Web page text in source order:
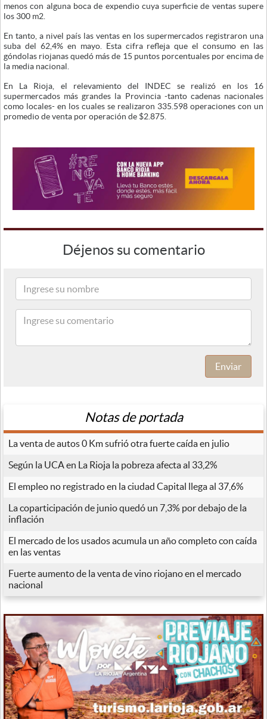
menos con alguna boca de expendio cuya superficie de ventas supere
los 300 m2.
En tanto, a nivel país las ventas en los supermercados registraron una
suba del 62,4% en mayo. Esta cifra refleja que el consumo en las
góndolas riojanas quedó más de 15 puntos porcentuales por encima de
la media nacional.
En La Rioja, el relevamiento del INDEC se realizó en los 16
supermercados más grandes la Provincia -tanto cadenas nacionales
como locales- en los cuales se realizaron 335.598 operaciones con un
promedio de venta por operación de $2.875.
Déjenos su comentario
Enviar
Notas de portada
La venta de autos 0 Km sufrió otra fuerte caída en julio
Según la UCA en La Rioja la pobreza afecta al 33,2%
El empleo no registrado en la ciudad Capital llega al 37,6%
La coparticipación de junio quedó un 7,3% por debajo de la
inflación
El mercado de los usados acumula un año completo con caída
en las ventas
Fuerte aumento de la venta de vino riojano en el mercado
nacional